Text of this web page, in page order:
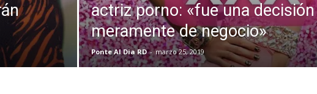
actriz porno: «fue una decisión
meramente de negocio»
Ponte Al Dia RD - marzo 25, 2019